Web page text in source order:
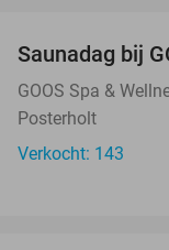
TODAY
Saunadag bij
GOOS Spa &
Posterholt
Verkocht: 143